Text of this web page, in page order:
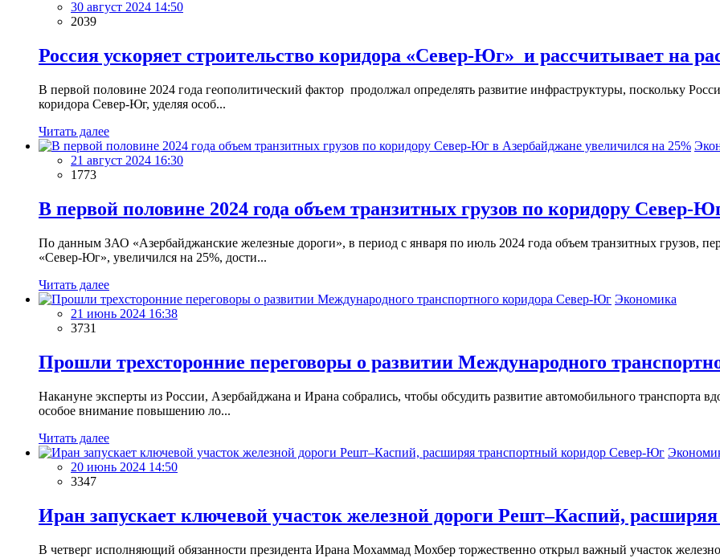
30 август 2024 14:50
2039
Россия ускоряет строительство коридора «Север-Юг» и рассчитывает на
В первой половине 2024 года геополитический фактор продолжал определять развитие инфраструктуры, поскольку
коридора Север-Юг, уделяя особ...
Читать далее
21 август 2024 16:30
1773
В первой половине 2024 года объем транзитных грузов по коридору Север-
По данным ЗАО «Азербайджанские железные дороги», в период с января по июль 2024 года объем транзитных грузов,
«Север-Юг», увеличился на 25%, дости...
Читать далее
Экономика
21 июнь 2024 16:38
3731
Прошли трехсторонние переговоры о развитии Международного
Накануне эксперты из России, Азербайджана и Ирана собрались, чтобы обсудить развитие автомобильного транспорта
особое внимание повышению ло...
Читать далее
20 июнь 2024 14:50
3347
Иран запускает ключевой участок железной дороги Решт–Каспий,
В четверг исполняющий обязанности президента Ирана Мохаммад Мохбер торжественно открыл важный участок